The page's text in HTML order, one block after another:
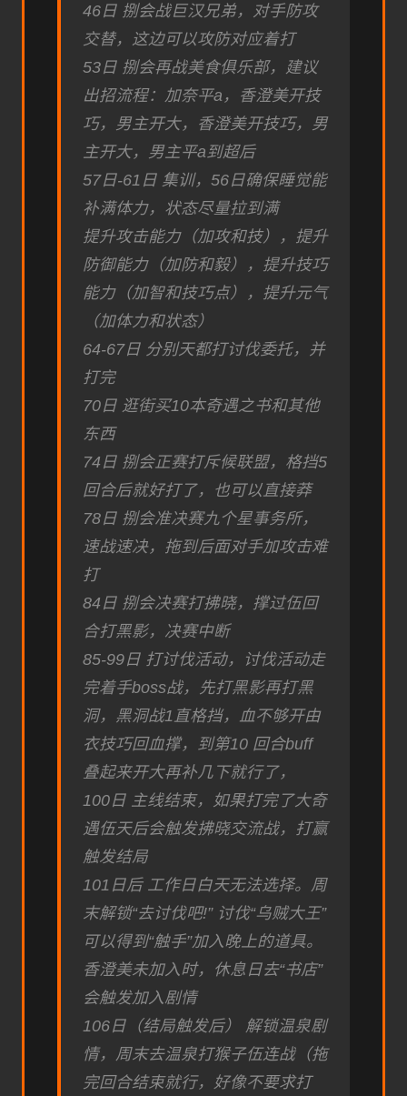
46日 捌会战巨汉兄弟，对手防攻
交替，这边可以攻防对应着打
53日 捌会再战美食俱乐部，建议
出招流程：加奈平a，香澄美开技
巧，男主开大，香澄美开技巧，男
主开大，男主平a到超后
57日-61日 集训，56日确保睡觉能
补满体力，状态尽量拉到满
提升攻击能力（加攻和技），提升
防御能力（加防和毅），提升技巧
能力（加智和技巧点），提升元气
（加体力和状态）
64-67日 分别天都打讨伐委托，并
打完
70日 逛街买10本奇遇之书和其他
东西
74日 捌会正赛打斥候联盟，格挡5
回合后就好打了，也可以直接莽
78日 捌会准决赛九个星事务所，
速战速决，拖到后面对手加攻击难
打
84日 捌会决赛打拂晓，撑过伍回
合打黑影，决赛中断
85-99日 打讨伐活动，讨伐活动走
完着手boss战，先打黑影再打黑
洞，黑洞战1直格挡，血不够开由
衣技巧回血撑，到第10 回合buff
叠起来开大再补几下就行了，
100日 主线结束，如果打完了大奇
遇伍天后会触发拂晓交流战，打赢
触发结局
101日后 工作日白天无法选择。周
末解锁“去讨伐吧!” 讨伐“乌贼大王”
可以得到“触手”加入晚上的道具。
香澄美未加入时，休息日去“书店”
会触发加入剧情
106日（结局触发后） 解锁温泉剧
情，周末去温泉打猴子伍连战（拖
完回合结束就行，好像不要求打